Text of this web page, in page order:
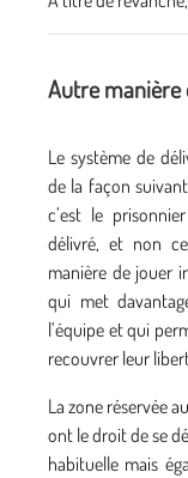
Autre manière
Le système de
de la façon
c’est le
délivré, et non
manière de jouer
qui met
l’équipe et qui
recouvrer leur
La zone réservée
ont le droit de se
habituelle mais